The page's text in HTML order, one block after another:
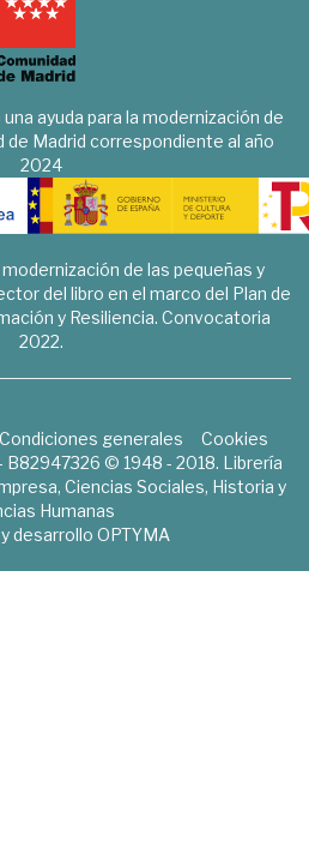
ayuda para la modernización de
de Madrid correspondiente al año
2024
de las pequeñas y
del libro en el marco del Plan de
y Resiliencia. Convocatoria
2022.
Condiciones generales
Cookies
B82947326 © 1948 - 2018. Librería
Ciencias Sociales, Historia y
Humanas
desarrollo OPTYMA